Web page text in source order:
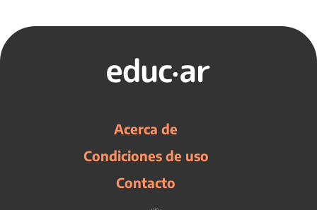
Acerca de
Condiciones de uso
Contacto